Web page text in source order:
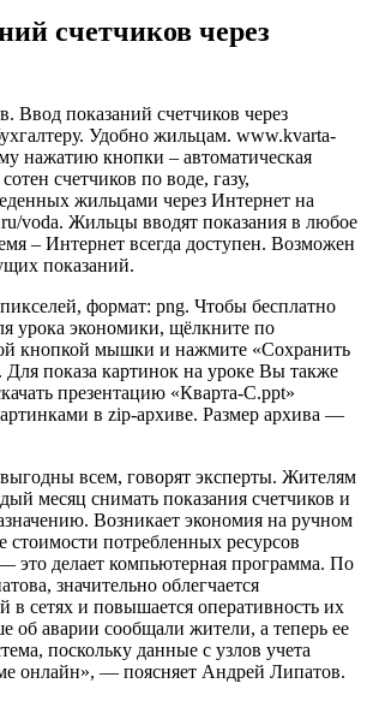
счетчиков через
Ввод показаний счетчиков через
Удобно жильцам. www.kvarta-
нажатию кнопки – автоматическая
счетчиков по воде, газу,
жильцами через Интернет на
voda. Жильцы вводят показания в любое
– Интернет всегда доступен. Возможен
показаний.
формат: png. Чтобы бесплатно
урока экономики, щёлкните по
кнопкой мышки и нажмите «Сохранить
Для показа картинок на уроке Вы также
презентацию «Кварта-С.ppt»
в zip-архиве. Размер архива —
всем, говорят эксперты. Жителям
месяц снимать показания счетчиков и
Возникает экономия на ручном
стоимости потребленных ресурсов
это делает компьютерная программа. По
значительно облегчается
в сетях и повышается оперативность их
об аварии сообщали жители, а теперь ее
поскольку данные с узлов учета
онлайн», — поясняет Андрей Липатов.